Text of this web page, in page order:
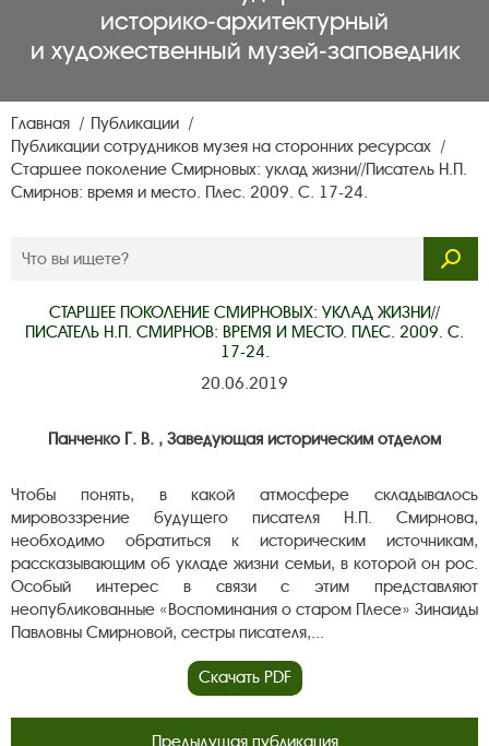
историко‑архитектурный
и художественный музей‑заповедник
Главная
Публикации
Публикации сотрудников музея на сторонних ресурсах
Старшее поколение Смирновых: уклад жизни//Писатель Н.П.
Смирнов: время и место. Плес. 2009. С. 17-24.
СТАРШЕЕ ПОКОЛЕНИЕ СМИРНОВЫХ: УКЛАД ЖИЗНИ//
ПИСАТЕЛЬ Н.П. СМИРНОВ: ВРЕМЯ И МЕСТО. ПЛЕС. 2009. С.
17-24.
20.06.2019
Панченко Г. В. , Заведующая историческим отделом
Чтобы понять, в какой атмосфере складывалось
мировоззрение будущего писателя Н.П. Смирнова,
необходимо обратиться к историческим источникам,
рассказывающим об укладе жизни семьи, в которой он рос.
Особый интерес в связи с этим представляют
неопубликованные «Воспоминания о старом Плесе» Зинаиды
Павловны Смирновой, сестры писателя,...
Скачать PDF